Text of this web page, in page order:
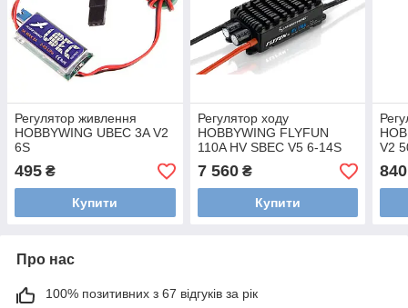
Регулятор живлення
HOBBYWING UBEC 3A V2
6S
495 ₴
Купити
Регулятор ходу
HOBBYWING FLYFUN
110A HV SBEC V5 6-14S
7 560₴
Купити
V2
840
Про нас
100% позитивних з 67 відгуків за рік